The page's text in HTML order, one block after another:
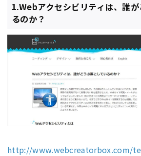
1.Webアクセシビリティは、誰
るのか？
http://www.webcreatorbox.com/